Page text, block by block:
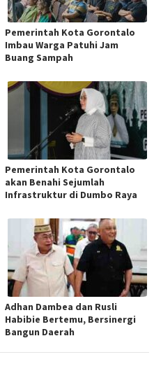
Pemerintah Kota Gorontalo
Imbau Warga Patuhi Jam
Buang Sampah
Pemerintah Kota Gorontalo
akan Benahi Sejumlah
Infrastruktur di Dumbo Raya
Adhan Dambea dan Rusli
Habibie Bertemu, Bersinergi
Bangun Daerah